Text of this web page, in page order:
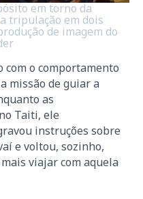
em torno da
tripulação em dois
de imagem do
o comportamento
missão de guiar a
as
Taiti, ele
instruções sobre
e voltou, sozinho,
viajar com aquela